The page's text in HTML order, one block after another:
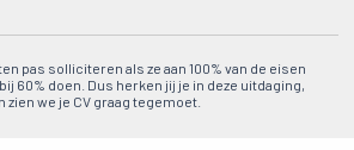
pas solliciteren als ze aan 100% van de eisen
60% doen. Dus herken jij je in deze uitdaging,
zien we je CV graag tegemoet.